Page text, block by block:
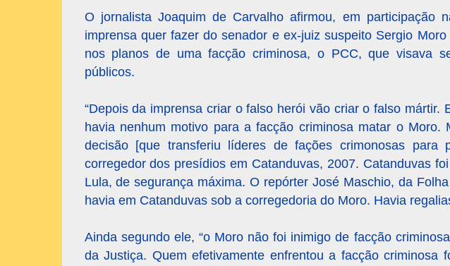
O jornalista Joaquim de Carvalho afirmou, em participação
imprensa quer fazer do senador e ex-juiz suspeito Sergio
nos planos de uma facção criminosa, o PCC, que visava
públicos.
“Depois da imprensa criar o falso herói vão criar o falso
havia nenhum motivo para a facção criminosa matar o
decisão [que transferiu líderes de fações crimonosas para
corregedor dos presídios em Catanduvas, 2007. Catanduvas
Lula, de segurança máxima. O repórter José Maschio, da
havia em Catanduvas sob a corregedoria do Moro. Havia
Ainda segundo ele, “o Moro não foi inimigo de facção
da Justiça. Quem efetivamente enfrentou a facção criminosa